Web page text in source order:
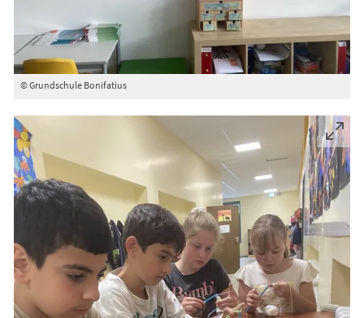
© Grundschule Bonifatius